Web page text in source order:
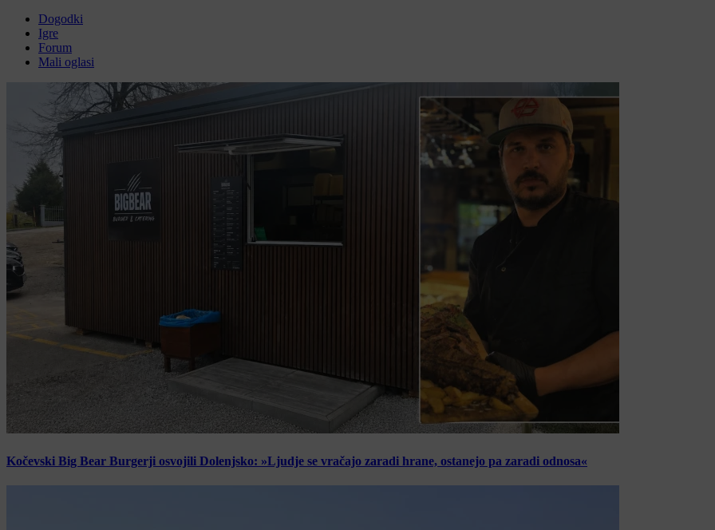
Dogodki
Igre
Forum
Mali oglasi
Kočevski Big Bear Burgerji osvojili Dolenjsko: »Ljudje se vračajo zaradi hrane, ostanejo pa zaradi odnosa«